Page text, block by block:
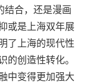
结合，还是漫画
或是上海双年展
了上海的现代性
的创造性转化。
中变得更加强大